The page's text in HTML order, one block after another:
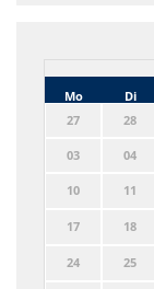
Mo
Di
27
28
03 04
10 11
17 18
24 25